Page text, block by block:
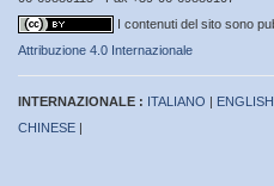
I contenuti del sito sono
Attribuzione 4.0 Internazionale
INTERNAZIONALE : ITALIANO | ENGLISH
CHINESE |